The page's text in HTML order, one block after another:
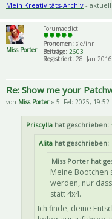
Mein Kreativitäts-Archiv -
Miss Porter
Forumaddict
Pronomen: sie/ihr
Beiträge: 2603
Registriert: 28. Jan
Re: Show me your
von Miss Porter» 5. Feb 2025, 19:52
Priscylla hat geschrieben:
Alita hat geschrieben:
Miss Porter hat
Meine Bootchen
werden, nur
statt 4x4.
Ich finde, deine